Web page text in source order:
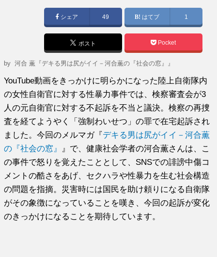
シェア 49 はてブ 1
ポスト Pocket
by河合 薫『デキる男は尻がイイ－河合薫の『社会の窓』』
YouTube動画をきっかけに明らかになった陸上自衛隊内
の女性自衛官に対する性暴力事件では、検察審査会が3
人の元自衛官に対する不起訴を不当と議決。検察の再捜
査を経てようやく「強制わいせつ」の罪で在宅起訴され
ました。今回のメルマガ『デキる男は尻がイイ－河合薫
の『社会の窓』
』で、健康社会学者の河合薫さんは、こ
の事件で怒りを覚えたこととして、SNSでの誹謗中傷コ
メントの酷さをあげ、セクハラや性暴力を生む社会構造
の問題を指摘。災害時には国民を助け頼りになる自衛隊
がその象徴になっていることを嘆き、今回の起訴が変化
のきっかけになることを期待しています。